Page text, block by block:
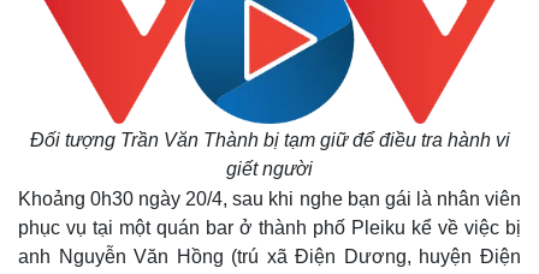
Đối tượng Trần Văn Thành bị tạm giữ để điều tra hành vi
giết người
Khoảng 0h30 ngày 20/4, sau khi nghe bạn gái là nhân viên
phục vụ tại một quán bar ở thành phố Pleiku kể về việc bị
anh Nguyễn Văn Hồng (trú xã Điện Dương, huyện Điện